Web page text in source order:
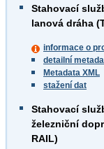
Stahovací
lanová dráha
informace o
detailní
Metadata XML
stažení dat
Stahovací
železniční
RAIL)